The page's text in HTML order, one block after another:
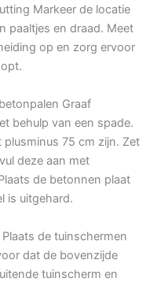
Markeer de locatie
paaltjes en draad. Meet
op en zorg ervoor
Graaf
behulp van een spade.
75 cm zijn. Zet
deze aan met
de betonnen plaat
is uitgehard.
de tuinschermen
dat de bovenzijde
tuinscherm en